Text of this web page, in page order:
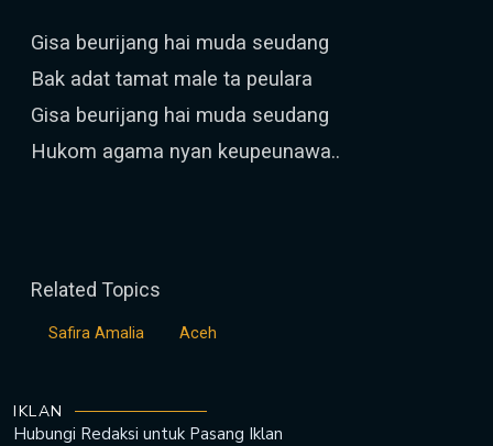
Gisa beurijang hai muda seudang
Bak adat tamat male ta peulara
Gisa beurijang hai muda seudang
Hukom agama nyan keupeunawa..
Related Topics
Safira Amalia Aceh
IKLAN
Hubungi Redaksi untuk Pasang Iklan